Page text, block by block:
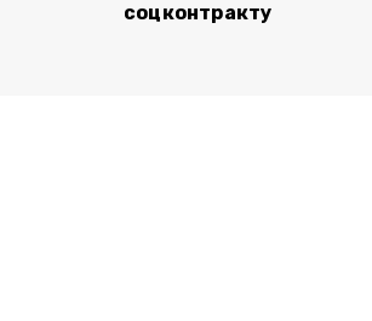
соцконтракту